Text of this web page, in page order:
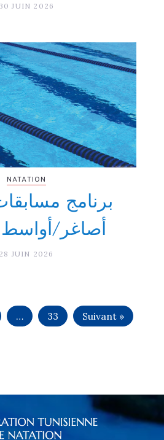
30 JUIN 2026
NATATION
برنامج
أصاغر/أواسط
28 JUIN 2026
… 33 Suivant »